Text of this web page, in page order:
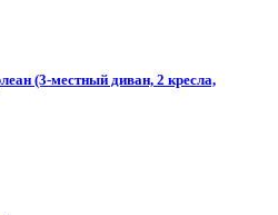
(3-местный диван, 2 кресла,